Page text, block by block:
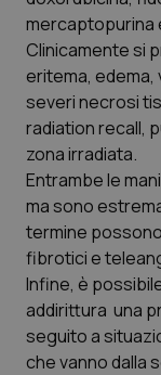
Friuli
Lazio
Liguria
Lombardia
Marche
Molise
Piemonte
Dermatite
Diabete &
Disturbi
Dolore
Donna &
Epatiti
HIV
Clinicamente si
eritema, edema,
severi necrosi
radiation recall,
zona irradiata.
Entrambe le
ma sono
termine
fibrotici e
Infine, è
addirittura una
seguito a
che vanno dalla